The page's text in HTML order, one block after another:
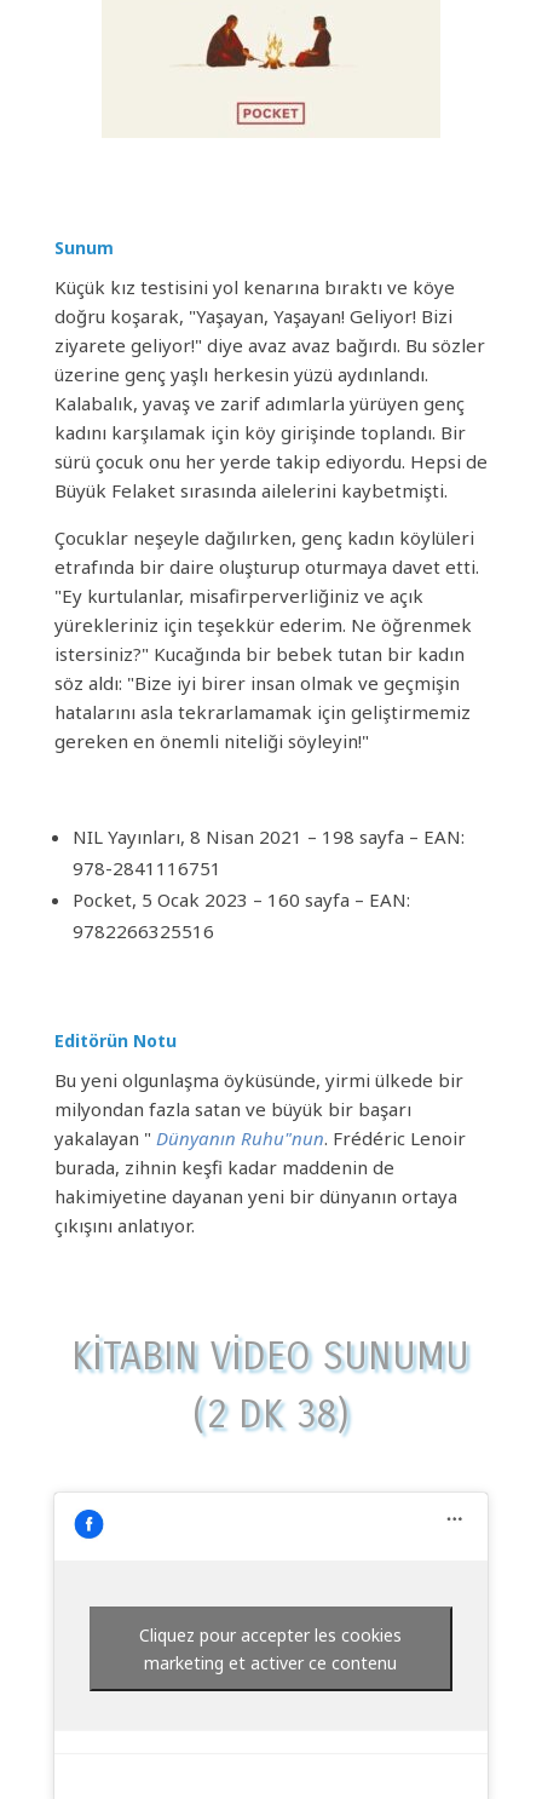
Sunum
Küçük kız testisini yol kenarına bıraktı ve köye
doğru koşarak, "Yaşayan, Yaşayan! Geliyor! Bizi
ziyarete geliyor!" diye avaz avaz bağırdı. Bu sözler
üzerine genç yaşlı herkesin yüzü aydınlandı.
Kalabalık, yavaş ve zarif adımlarla yürüyen genç
kadını karşılamak için köy girişinde toplandı. Bir
sürü çocuk onu her yerde takip ediyordu. Hepsi de
Büyük Felaket sırasında ailelerini kaybetmişti.
Çocuklar neşeyle dağılırken, genç kadın köylüleri
etrafında bir daire oluşturup oturmaya davet etti.
"Ey kurtulanlar, misafirperverliğiniz ve açık
yürekleriniz için teşekkür ederim. Ne öğrenmek
istersiniz?" Kucağında bir bebek tutan bir kadın
söz aldı: "Bize iyi birer insan olmak ve geçmişin
hatalarını asla tekrarlamamak için geliştirmemiz
gereken en önemli niteliği söyleyin!"
NIL Yayınları, 8 Nisan 2021 – 198 sayfa – EAN:
978-2841116751
Pocket, 5 Ocak 2023 – 160 sayfa – EAN:
9782266325516
Editörün Notu
Bu yeni olgunlaşma öyküsünde, yirmi ülkede bir
milyondan fazla satan ve büyük bir başarı
yakalayan " Dünyanın Ruhu"nun. Frédéric Lenoir
burada, zihnin keşfi kadar maddenin de
hakimiyetine dayanan yeni bir dünyanın ortaya
çıkışını anlatıyor.
KITABIN VIDEO SUNUMU
(2 DK 38)
Cliquez pour accepter les cookies
marketing et activer ce contenu